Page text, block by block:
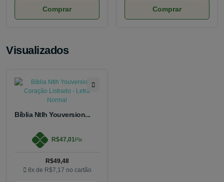
Comprar Comprar
Visualizados
Bíblia Ntlh Youversion...
R$47,01 Pix
R$49,48
8x de R$7,17 no cartão